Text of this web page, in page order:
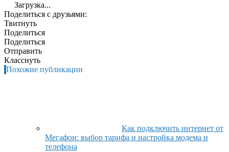
Загрузка...
Поделиться с друзьями:
Твитнуть
Поделиться
Поделиться
Отправить
Класснуть
Похожие публикации
Как подключить интернет от
Мегафон: выбор тарифа и настройка модема и
телефона